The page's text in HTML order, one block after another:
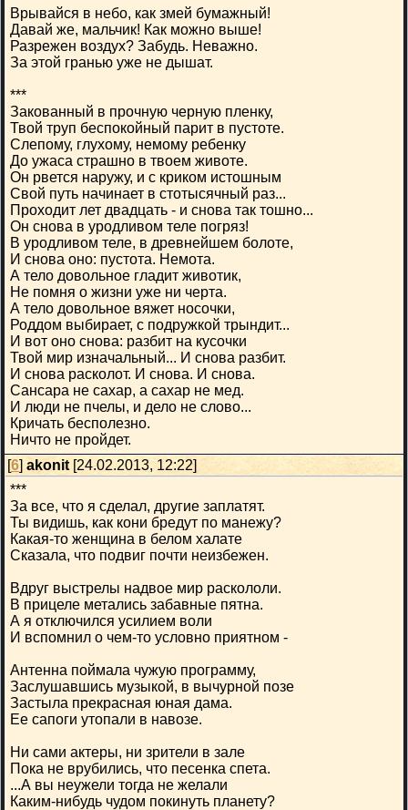
Врывайся в небо, как змей бумажный!
Давай же, мальчик! Как можно выше!
Разрежен воздух? Забудь. Неважно.
За этой гранью уже не дышат.
***
Закованный в прочную черную пленку,
Твой труп беспокойный парит в пустоте.
Слепому, глухому, немому ребенку
До ужаса страшно в твоем животе.
Он рвется наружу, и с криком истошным
Свой путь начинает в стотысячный раз...
Проходит лет двадцать - и снова так тошно...
Он снова в уродливом теле погряз!
В уродливом теле, в древнейшем болоте,
И снова оно: пустота. Немота.
А тело довольное гладит животик,
Не помня о жизни уже ни черта.
А тело довольное вяжет носочки,
Роддом выбирает, с подружкой трындит...
И вот оно снова: разбит на кусочки
Твой мир изначальный... И снова разбит.
И снова расколот. И снова. И снова.
Сансара не сахар, а сахар не мед.
И люди не пчелы, и дело не слово...
Кричать бесполезно.
Ничто не пройдет.
[6] akonit [24.02.2013, 12:22]
***
За все, что я сделал, другие заплатят.
Ты видишь, как кони бредут по манежу?
Какая-то женщина в белом халате
Сказала, что подвиг почти неизбежен.
Вдруг выстрелы надвое мир раскололи.
В прицеле метались забавные пятна.
А я отключился усилием воли
И вспомнил о чем-то условно приятном -
Антенна поймала чужую программу,
Заслушавшись музыкой, в вычурной позе
Застыла прекрасная юная дама.
Ее сапоги утопали в навозе.
Ни сами актеры, ни зрители в зале
Пока не врубились, что песенка спета.
...А вы неужели тогда не желали
Каким-нибудь чудом покинуть планету?